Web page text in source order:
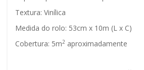
Textura: Vinílica
Medida do rolo: 53cm x 10m (L x C)
Cobertura: 5m2 aproximadamente